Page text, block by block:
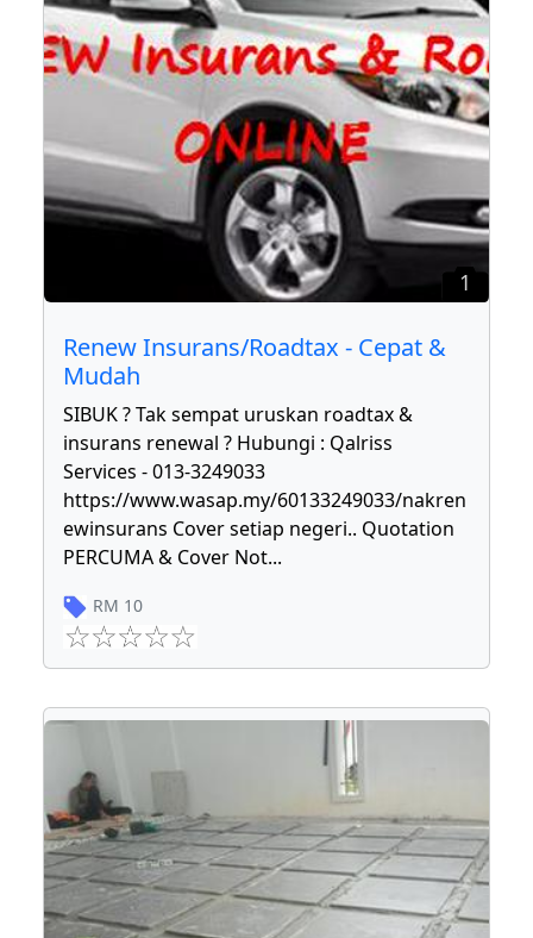
1
Renew Insurans/Roadtax - Cepat &
Mudah
SIBUK ? Tak sempat uruskan roadtax &
insurans renewal ? Hubungi : Qalriss
Services - 013-3249033
https://www.wasap.my/60133249033/nakren
ewinsurans Cover setiap negeri.. Quotation
PERCUMA & Cover Not...
RM 10